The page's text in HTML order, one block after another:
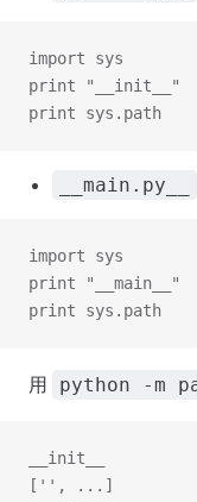
import sys
print "__init__"
print sys.path
__main.py__
import sys
print "__main__"
print sys.path
用 python -m
__init__
['', ...]